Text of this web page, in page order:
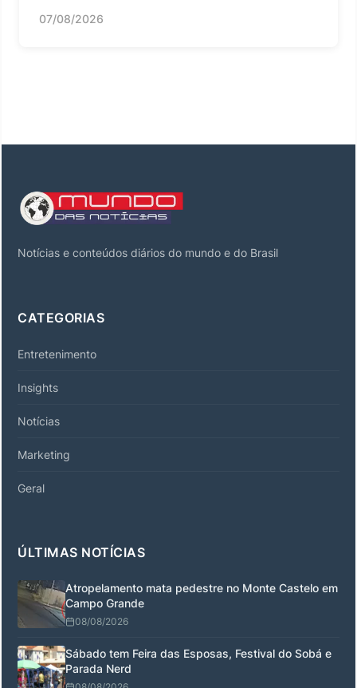
07/08/2026
Notícias e conteúdos diários do mundo e do Brasil
CATEGORIAS
Entretenimento
Insights
Notícias
Marketing
Geral
ÚLTIMAS NOTÍCIAS
Atropelamento mata pedestre no Monte Castelo em
Campo Grande
08/08/2026
Sábado tem Feira das Esposas, Festival do Sobá e
Parada Nerd